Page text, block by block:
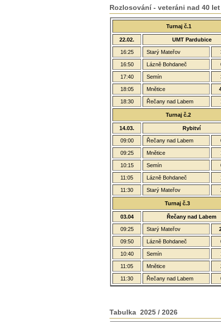
Rozlosování - veteráni nad 40 let
Turnaj č.1
22.02. UMT Pardubice
16:25 Starý Mateřov
16:50 Lázně Bohdaneč
17:40 Semín
18:05 Mnětice
18:30 Řečany nad Labem
Turnaj č.2
14.03. Rybitví
09:00 Řečany nad Labem
09:25 Mnětice
10:15 Semín
11:05 Lázně Bohdaneč
11:30 Starý Mateřov
Turnaj č.3
03.04 Řečany nad Labem
09:25 Starý Mateřov
09:50 Lázně Bohdaneč
10:40 Semín
11:05 Mnětice
11:30 Řečany nad Labem
Tabulka 2025 / 2026